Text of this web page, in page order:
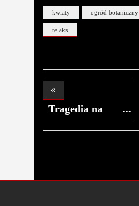
kwiaty ogród botaniczny
relaks
Tragedia na